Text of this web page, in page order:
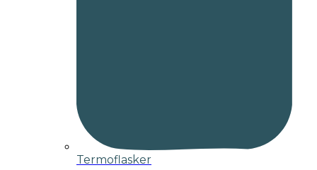
Termoflasker